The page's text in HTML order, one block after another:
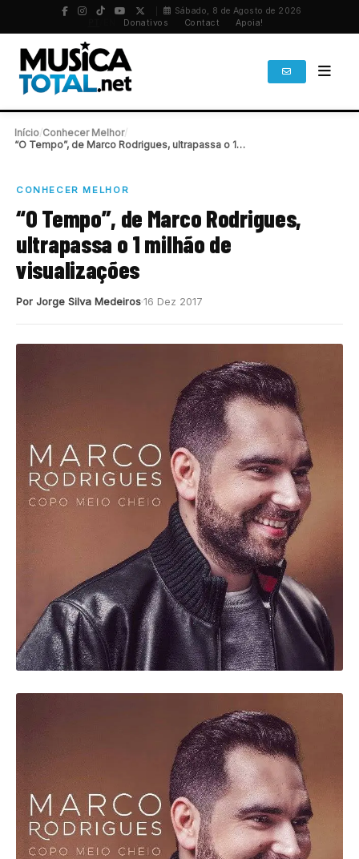
Sábado, 8 de Agosto de 2026
Donativos Contact Apoia!
Início Conhecer Melhor/
“O Tempo”, de Marco Rodrigues, ultrapassa o 1…
CONHECER MELHOR
“O Tempo”, de Marco Rodrigues,
ultrapassa o 1 milhão de
visualizações
Por Jorge Silva Medeiros16 Dez 2017